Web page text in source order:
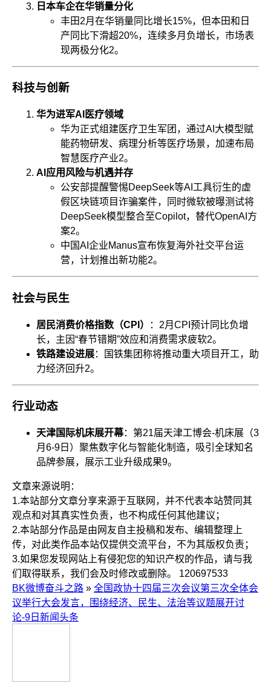
日本车企在华销量分化
丰田2月在华销量同比增长15%，但本田和日
产同比下滑超20%，连续多月负增长，市场表
现两极分化2。
科技与创新
华为进军AI医疗领域
华为正式组建医疗卫生军团，通过AI大模型赋
能药物研发、病理分析等医疗场景，加速布局
智慧医疗产业2。
AI应用风险与机遇并存
公安部提醒警惕DeepSeek等AI工具衍生的虚
假区块链项目诈骗案件，同时微软被曝测试将
DeepSeek模型整合至Copilot，替代OpenAI方
案2。
中国AI企业Manus宣布恢复海外社交平台运
营，计划推出新功能2。
社会与民生
居民消费价格指数（CPI）
：2月CPI预计同比负增
长，主因“春节错期”效应和消费需求疲软2。
铁路建设进展：国铁集团称将推动重大项目开工，助
力经济回升2。
行业动态
天津国际机床展开幕：第21届天津工博会-机床展（3
月6-9日）聚焦数字化与智能化制造，吸引全球知名
品牌参展，展示工业升级成果9。
文章来源说明：
1.本站部分文章分享来源于互联网，并不代表本站赞同其
观点和对其真实性负责，也不构成任何其他建议；
2.本站部分作品是由网友自主投稿和发布、编辑整理上
传，对此类作品本站仅提供交流平台，不为其版权负责；
3.如果您发现网站上有侵犯您的知识产权的作品，请与我
们取得联系，我们会及时修改或删除。
120697533
BK微博奋斗之路 » 全国政协十四届三次会议第三次全体会
议举行大会发言，围绕经济、民生、法治等议题展开讨
论-9日新闻头条